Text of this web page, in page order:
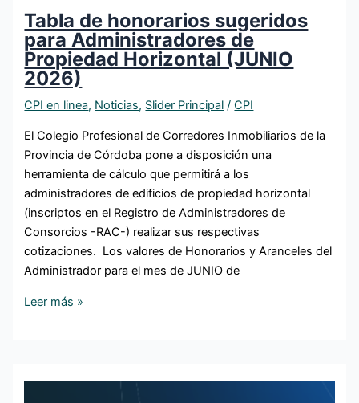
Tabla de honorarios sugeridos
para Administradores de
Propiedad Horizontal (JUNIO
2026)
CPI en linea, Noticias, Slider Principal /CPI
El Colegio Profesional de Corredores Inmobiliarios de la
Provincia de Córdoba pone a disposición una
herramienta de cálculo que permitirá a los
administradores de edificios de propiedad horizontal
(inscriptos en el Registro de Administradores de
Consorcios -RAC-) realizar sus respectivas
cotizaciones. Los valores de Honorarios y Aranceles del
Administrador para el mes de JUNIO de
Leer más »